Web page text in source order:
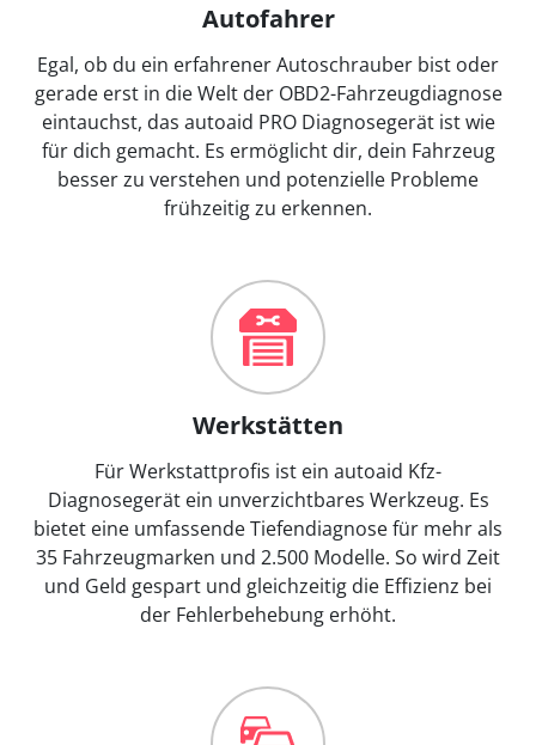
Autofahrer
Egal, ob du ein erfahrener Autoschrauber bist oder
gerade erst in die Welt der OBD2-Fahrzeugdiagnose
eintauchst, das autoaid PRO Diagnosegerät ist wie
für dich gemacht. Es ermöglicht dir, dein Fahrzeug
besser zu verstehen und potenzielle Probleme
frühzeitig zu erkennen.
Werkstätten
Für Werkstattprofis ist ein autoaid Kfz-
Diagnosegerät ein unverzichtbares Werkzeug. Es
bietet eine umfassende Tiefendiagnose für mehr als
35 Fahrzeugmarken und 2.500 Modelle. So wird Zeit
und Geld gespart und gleichzeitig die Effizienz bei
der Fehlerbehebung erhöht.